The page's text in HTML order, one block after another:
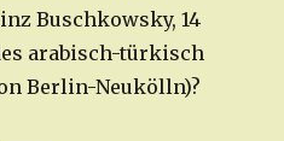
Buschkowsky, 14
arabisch-türkisch
Berlin-Neukölln)?